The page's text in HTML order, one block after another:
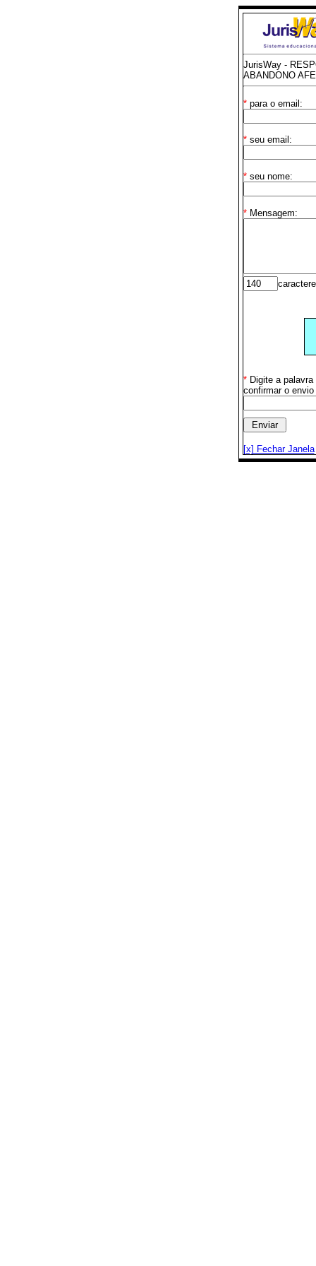
JurisWay -
ABANDONO
*para o email:
*seu email:
*seu nome:
*Mensagem:
*Digite a palavra
confirmar o
[x] Fechar Janela